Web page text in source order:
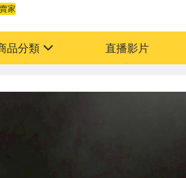
家
品分類 直播影片